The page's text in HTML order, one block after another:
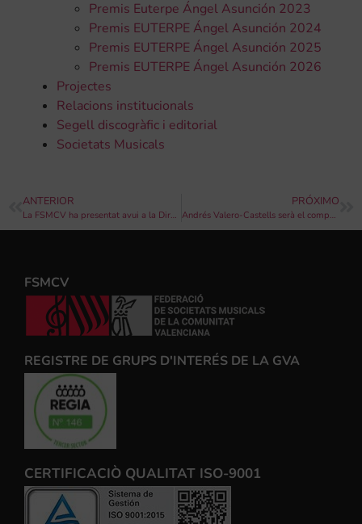
Premis Euterpe Ángel Asunción 2023
Premis EUTERPE Ángel Asunción 2024
Premis EUTERPE Ángel Asunción 2025
Premis EUTERPE Ángel Asunción 2026
Projectes
Relacions institucionals
Segell discogràfic i editorial
Societats Musicals
ANTERIOR
La FSMCV ha presentat avui a la Direcció General de Cultura la proposta per a que les societats musicals siguen declarades BIC
PRÓXIMO
Andrés Valero-Castells serà el compositor homenatjat en les festes de Sant Miquel
FSMCV
REGISTRE DE GRUPS D'INTERÉS DE LA GVA
CERTIFICACIÒ QUALITAT ISO-9001